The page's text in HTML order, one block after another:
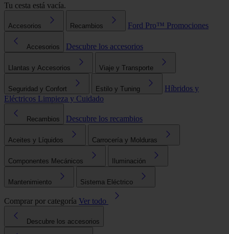
Tu cesta está vacía.
Accesorios Recambios Ford Pro™ Promociones
Accesorios Descubre los accesorios
Llantas y Accesorios Viaje y Transporte
Seguridad y Confort Estilo y Tuning
Híbridos y
Eléctricos Limpieza y Cuidado
Recambios Descubre los recambios
Aceites y Líquidos Carrocería y Molduras
Componentes Mecánicos Iluminación
Mantenimiento Sistema Eléctrico
Comprar por categoría Ver todo
Descubre los accesorios